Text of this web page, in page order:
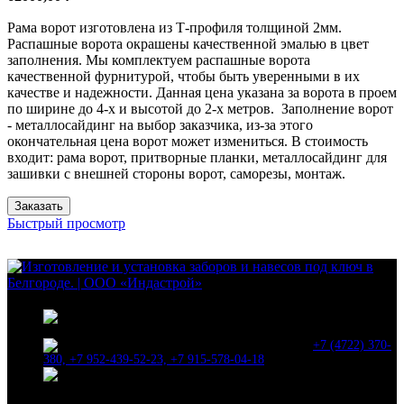
Рама ворот изготовлена из Т-профиля толщиной 2мм.
Распашные ворота окрашены качественной эмалью в цвет
заполнения. Мы комплектуем распашные ворота
качественной фурнитурой, чтобы быть уверенными в их
качестве и надежности. Данная цена указана за ворота в проем
по ширине до 4-х и высотой до 2-х метров. Заполнение ворот
- металлосайдинг на выбор заказчика, из-за этого
окончательная цена ворот может измениться. В стоимость
входит: рама ворот, притворные планки, металлосайдинг для
зашивки с внешней стороны ворот, саморезы, монтаж.
Заказать
Быстрый просмотр
+7 (4722) 370-
380, +7 952-439-52-23, +7 915-578-04-18